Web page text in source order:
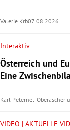
Valerie Krb07.08.2026
Interaktiv
Österreich und
Eine
Karl Peternel-Oberascher
VIDEO | AKTUELLE